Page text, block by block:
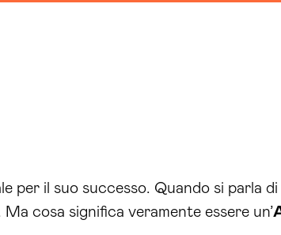
per il suo successo. Quando si parla
Ma cosa significa veramente essere un’